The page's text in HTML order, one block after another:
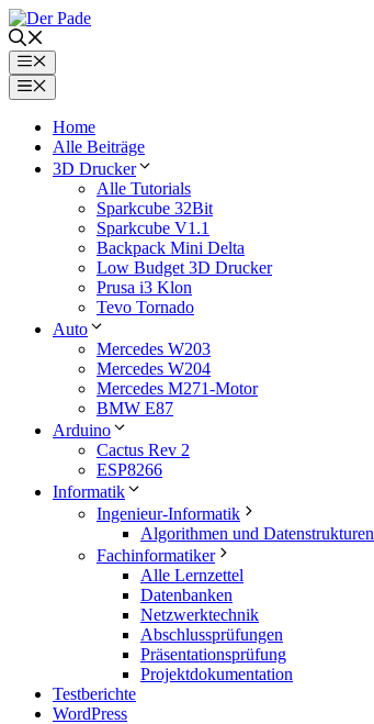
Zum
Inhalt
springenMenü
Menü
Home
Alle Beiträge
3D Drucker
Alle Tutorials
Sparkcube 32Bit
Sparkcube V1.1
Backpack Mini Delta
Low Budget 3D Drucker
Prusa i3 Klon
Tevo Tornado
Auto
Mercedes W203
Mercedes W204
Mercedes M271-Motor
BMW E87
Arduino
Cactus Rev 2
ESP8266
Informatik
Ingenieur-Informatik
Algorithmen und Datenstrukturen
Fachinformatiker
Alle Lernzettel
Datenbanken
Netzwerktechnik
Abschlussprüfungen
Präsentationsprüfung
Projektdokumentation
Testberichte
WordPress